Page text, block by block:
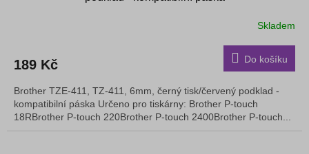
Skladem
189 Kč Do košíku
Brother TZE-411, TZ-411, 6mm, černý tisk/červený podklad -
kompatibilní páska Určeno pro tiskárny: Brother P-touch
18RBrother P-touch 220Brother P-touch 2400Brother P-touch...